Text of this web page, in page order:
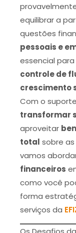
equilibrar a
questões
pessoais e
essencial
controle de
crescimento
Com o
transformar
aproveitar
total sobre
vamos
financeiros
como você
forma
serviços da